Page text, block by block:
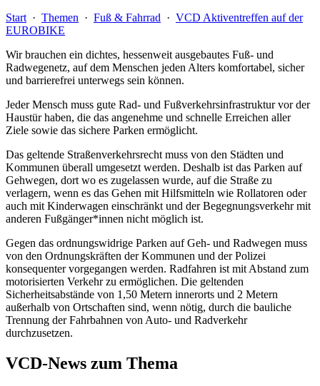
Start · Themen · Fuß & Fahrrad · VCD Aktiventreffen auf der
EUROBIKE
Wir brauchen ein dichtes, hessenweit ausgebautes Fuß- und
Radwegenetz, auf dem Menschen jeden Alters kom­fortabel, sicher
und barrierefrei unterwegs sein können.
Jeder Mensch muss gute Rad- und Fußverkehrsinfrastruktur vor der
Haustür haben, die das angenehme und schnelle Erreichen aller
Ziele sowie das sichere Parken ermöglicht.
Das geltende Straßenverkehrsrecht muss von den Städten und
Kommunen überall umgesetzt werden. Deshalb ist das Parken auf
Gehwegen, dort wo es zugelassen wurde, auf die Straße zu
verlagern, wenn es das Gehen mit Hilfsmitteln wie Rollatoren oder
auch mit Kinderwagen einschränkt und der Begegnungsverkehr mit
anderen Fußgänger*innen nicht möglich ist.
Gegen das ordnungswidrige Parken auf Geh- und Radwegen muss
von den Ordnungskräften der Kommunen und der Polizei
konsequenter vorgegangen werden. Radfahren ist mit Abstand zum
motorisierten Verkehr zu ermöglichen. Die geltenden
Sicherheitsabstände von 1,50 Metern innerorts und 2 Metern
außerhalb von Ortschaften sind, wenn nötig, durch die bauliche
Trennung der Fahrbahnen von Auto- und Radverkehr
durchzusetzen.
VCD-News zum Thema